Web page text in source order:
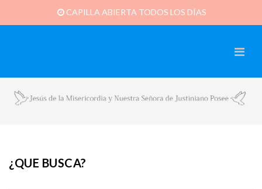
CAPILLA ABIERTA TODOS LOS DÍAS
¿QUE BUSCA?